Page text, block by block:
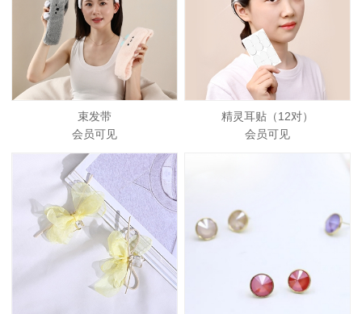
束发带
会员可见
精灵耳贴（12对）
会员可见